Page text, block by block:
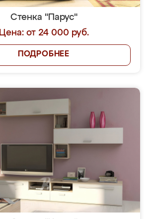
Стенка "Парус"
Цена: от 24 000 руб.
ПОДРОБНЕЕ